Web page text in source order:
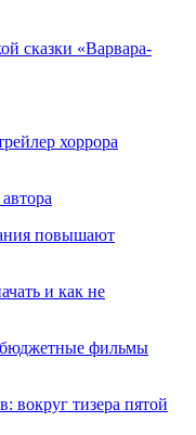
сказки «Варвара-
хоррора
повышают
и как не
фильмы
вокруг тизера пятой